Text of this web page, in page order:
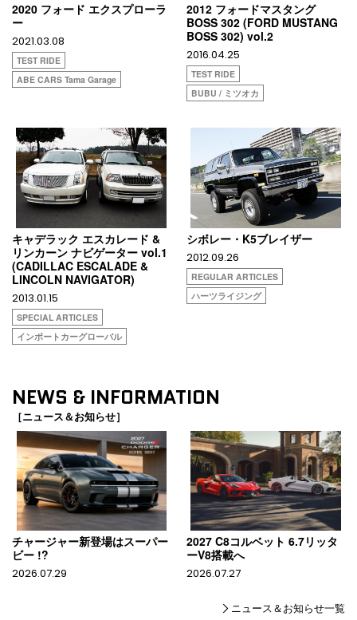
2020 フォード エクスプローラ
ー
2021.03.08
TEST RIDE
ABE CARS Tama Garage
2012 フォードマスタング
BOSS 302 (FORD MUSTANG
BOSS 302) vol.2
2016.04.25
TEST RIDE
BUBU / ミツオカ
キャデラック エスカレード &
リンカーン ナビゲーター vol.1
(CADILLAC ESCALADE &
LINCOLN NAVIGATOR)
2013.01.15
SPECIAL ARTICLES
インポートカーグローバル
シボレー・K5ブレイザー
2012.09.26
REGULAR ARTICLES
ハーツライジング
NEWS & INFORMATION
［ニュース＆お知らせ］
チャージャー新登場はスーパー
ビー !?
2026.07.29
2027 C8コルベット 6.7リッタ
ーV8搭載へ
2026.07.27
ニュース＆お知らせ一覧